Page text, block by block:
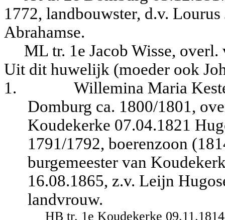
1772, landbouwster, d.v.
Abrahamse.
ML tr. 1e Jacob Wisse,
Uit dit huwelijk (moeder ook
1.
Willemina Maria
Domburg ca. 1800/1801,
Koudekerke 07.04.1821
1791/1792, boerenzoon
burgemeester van
16.08.1865, z.v. Leijn
landvrouw.
HB tr. 1e Koudekerke